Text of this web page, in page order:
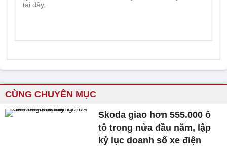
CÙNG CHUYÊN MỤC
Skoda giao hơn 555.000 ô
tô trong nửa đầu năm, lập
kỷ lục doanh số xe điện